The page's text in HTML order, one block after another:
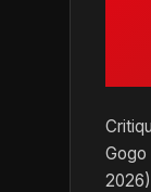
Gogo